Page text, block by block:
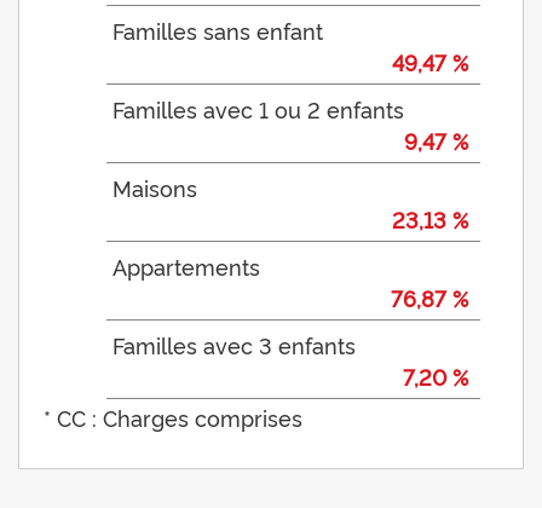
Familles sans enfant
49,47 %
Familles avec 1 ou 2 enfants
9,47 %
Maisons
23,13 %
Appartements
76,87 %
Familles avec 3 enfants
7,20 %
* CC : Charges comprises